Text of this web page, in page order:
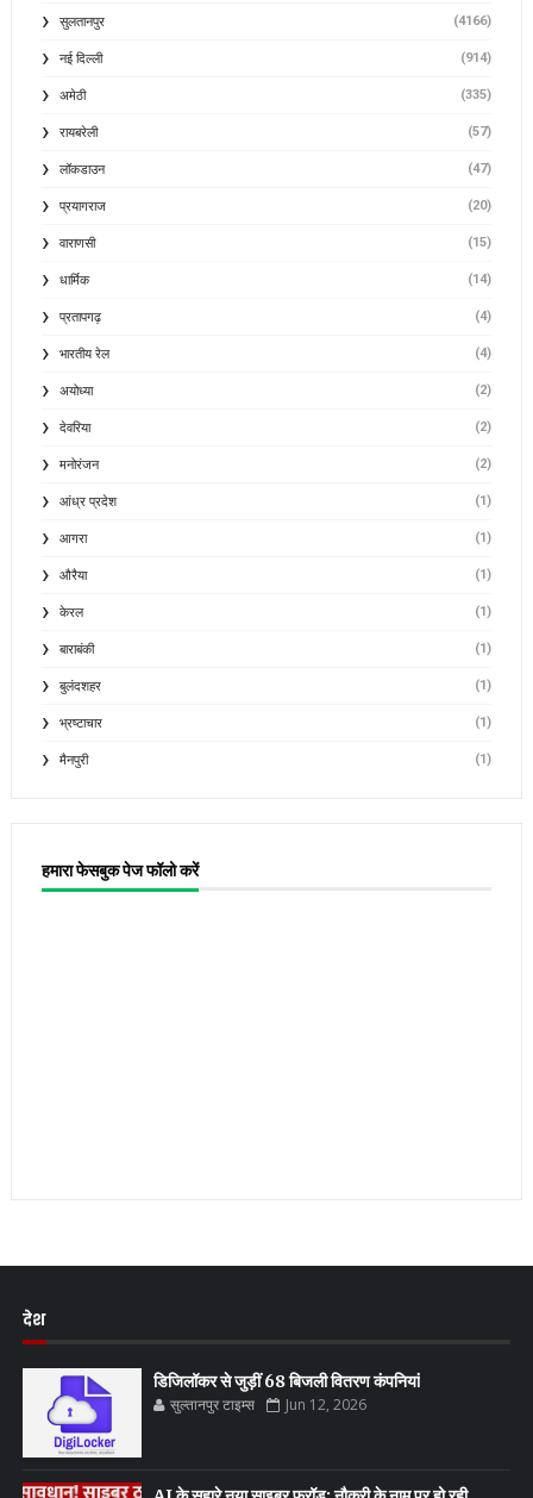
सुलतानपुर (4166)
नई दिल्ली (914)
अमेठी (335)
रायबरेली (57)
लॉकडाउन (47)
प्रयागराज (20)
वाराणसी (15)
धार्मिक (14)
प्रतापगढ़ (4)
भारतीय रेल (4)
अयोध्या (2)
देवरिया (2)
मनोरंजन (2)
आंध्र प्रदेश (1)
आगरा (1)
औरैया (1)
केरल (1)
बाराबंकी (1)
बुलंदशहर (1)
भ्रष्टाचार (1)
मैनपुरी (1)
हमारा फेसबुक पेज फॉलो करें
देश
डिजिलॉकर से जुड़ीं 68 बिजली वितरण कंपनियां
सुल्तानपुर टाइम्स Jun 12, 2026